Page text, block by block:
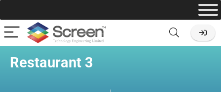
Restaurant 3